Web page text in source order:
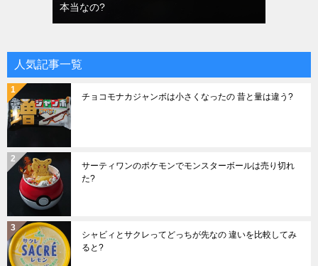
本当なの?
人気記事一覧
チョコモナカジャンボは小さくなったの 昔と量は違う?
サーティワンのポケモンでモンスターボールは売り切れ
た?
シャビィとサクレってどっちが先なの 違いを比較してみ
ると?